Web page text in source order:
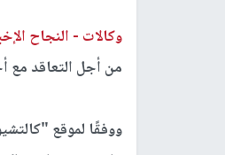
وكالات - النجاح
من أجل التعاقد مع
ووفقًا لموقع